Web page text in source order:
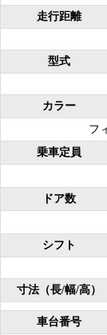
走行距離
型式
カラー
フ
乗車定員
ドア数
シフト
寸法（長/幅/高）
車台番号